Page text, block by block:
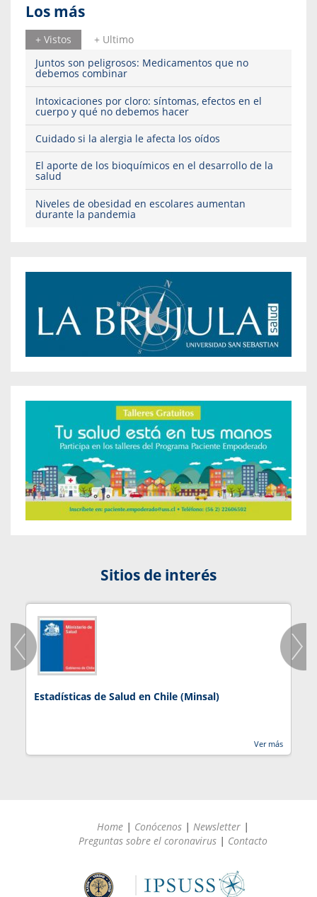
Los más
+ Vistos
+ Ultimo
Juntos son peligrosos: Medicamentos que no
debemos combinar
Intoxicaciones por cloro: síntomas, efectos en el
cuerpo y qué no debemos hacer
Cuidado si la alergia le afecta los oídos
El aporte de los bioquímicos en el desarrollo de la
salud
Niveles de obesidad en escolares aumentan
durante la pandemia
Sitios de interés
Estadísticas de Salud en Chile (Minsal)
Ver más
Home | Conócenos | Newsletter |
Preguntas sobre el coronavirus | Contacto